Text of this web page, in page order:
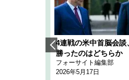
4連戦の米中首脳会談
勝ったのはどちらか
フォーサイト編集部
2026年5月17日